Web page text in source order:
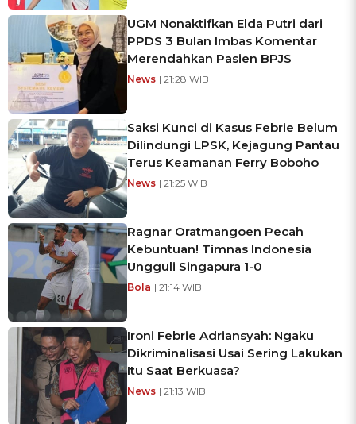
UGM Nonaktifkan Elda Putri dari
PPDS 3 Bulan Imbas Komentar
Merendahkan Pasien BPJS
News | 21:28 WIB
Saksi Kunci di Kasus Febrie Belum
Dilindungi LPSK, Kejagung Pantau
Terus Keamanan Ferry Boboho
News | 21:25 WIB
Ragnar Oratmangoen Pecah
Kebuntuan! Timnas Indonesia
Ungguli Singapura 1-0
Bola | 21:14 WIB
Ironi Febrie Adriansyah: Ngaku
Dikriminalisasi Usai Sering Lakukan
Itu Saat Berkuasa?
News | 21:13 WIB